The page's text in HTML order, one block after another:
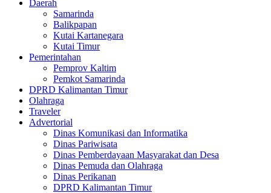
Daerah
Samarinda
Balikpapan
Kutai Kartanegara
Kutai Timur
Pemerintahan
Pemprov Kaltim
Pemkot Samarinda
DPRD Kalimantan Timur
Olahraga
Traveler
Advertorial
Dinas Komunikasi dan Informatika
Dinas Pariwisata
Dinas Pemberdayaan Masyarakat dan Desa
Dinas Pemuda dan Olahraga
Dinas Perikanan
DPRD Kalimantan Timur